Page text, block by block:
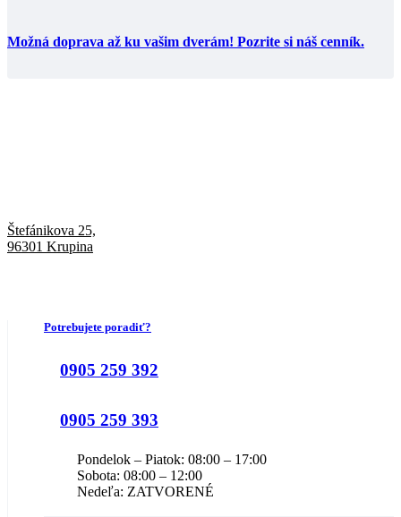
Možná doprava až ku vašim dverám! Pozrite si náš cenník.
Štefánikova 25,
96301 Krupina
Potrebujete poradiť?
0905 259 392
0905 259 393
Pondelok – Piatok: 08:00 – 17:00
Sobota: 08:00 – 12:00
Nedeľa: ZATVORENÉ